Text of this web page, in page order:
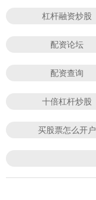
杠杆融资炒股
配资论坛
配资查询
十倍杠杆炒股
买股票怎么开户